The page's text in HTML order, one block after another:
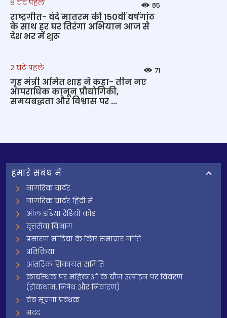
8 घंटे पहले 85
राष्ट्रगीत- वंदे मातरम की 150वीं वर्षगांठ
के साथ हर घर तिरंगा अभियान आज से
देश भर में शुरू
2 घंटे पहले 71
गृह मंत्री अमित शाह ने कहा- तीन नए
आपराधिक कानून प्रौद्योगिकी,
समयबद्धता और विश्वास पर ...
हमारे सबंध में
नागरिक चार्टर
नागरिक चार्टर हिंदी में
ऑल इंडिया रेडियो कोड
वृत्तसेवा विभाग
प्रसारण मीडिया के लिए समाचार नीति
प्रतिक्रिया
आंतरिक शिकायत समिति
कार्यस्थल पर महिलाओं के यौन उत्पीड़न पर विवरण
(रोकथाम, निषेध और निवारण)
वेब सूचना प्रबंधक
मदद